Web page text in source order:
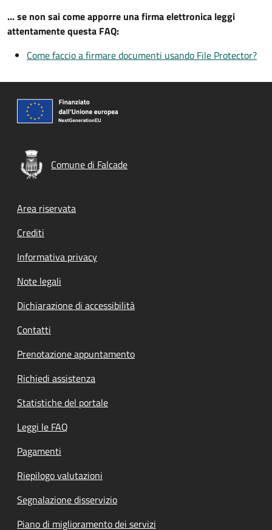
... se non sai come apporre una firma elettronica leggi
attentamente questa FAQ:
Come faccio a firmare documenti usando File Protector?
Comune di Falcade
Footer menu
Area riservata
Crediti
Informativa privacy
Note legali
Dichiarazione di accessibilità
Contatti
Prenotazione appuntamento
Richiedi assistenza
Statistiche del portale
Leggi le FAQ
Pagamenti
Riepilogo valutazioni
Segnalazione disservizio
Piano di miglioramento dei servizi